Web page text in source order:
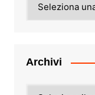
Archivi